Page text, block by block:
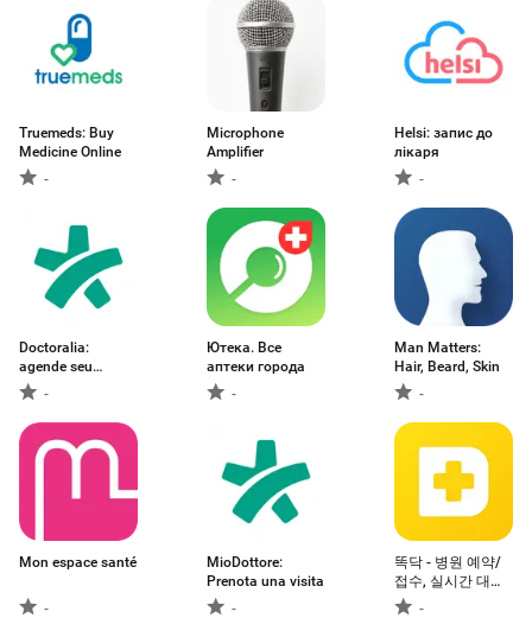
Truemeds: Buy
Medicine Online
-
Microphone
Amplifier
-
Helsi: запис до
лікаря
-
Doctoralia:
agende seu
médico
-
Ютека. Все
аптеки города
-
Man Matters:
Hair, Beard, Skin
-
Mon espace santé
-
MioDottore:
Prenota una visita
-
똑닥 - 병원 예약/
접수, 실시간 대기
순서 -